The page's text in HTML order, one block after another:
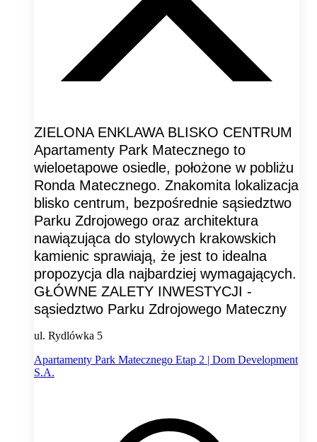
ZIELONA ENKLAWA BLISKO CENTRUM
Apartamenty Park Matecznego to
wieloetapowe osiedle, położone w pobliżu
Ronda Matecznego. Znakomita lokalizacja
blisko centrum, bezpośrednie sąsiedztwo
Parku Zdrojowego oraz architektura
nawiązująca do stylowych krakowskich
kamienic sprawiają, że jest to idealna
propozycja dla najbardziej wymagających.
GŁÓWNE ZALETY INWESTYCJI -
sąsiedztwo Parku Zdrojowego Mateczny
ul. Rydlówka 5
Apartamenty Park Matecznego Etap 2 | Dom Development
S.A.